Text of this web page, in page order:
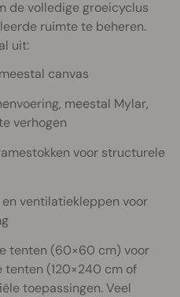
de volledige groeicyclus
ruimte te beheren.
uit:
canvas
meestal Mylar,
verhogen
voor structurele
ventilatiekleppen voor
tenten (60×60 cm) voor
(120×240 cm of
toepassingen. Veel